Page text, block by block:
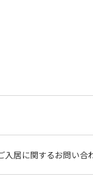
入居に関するお問い合